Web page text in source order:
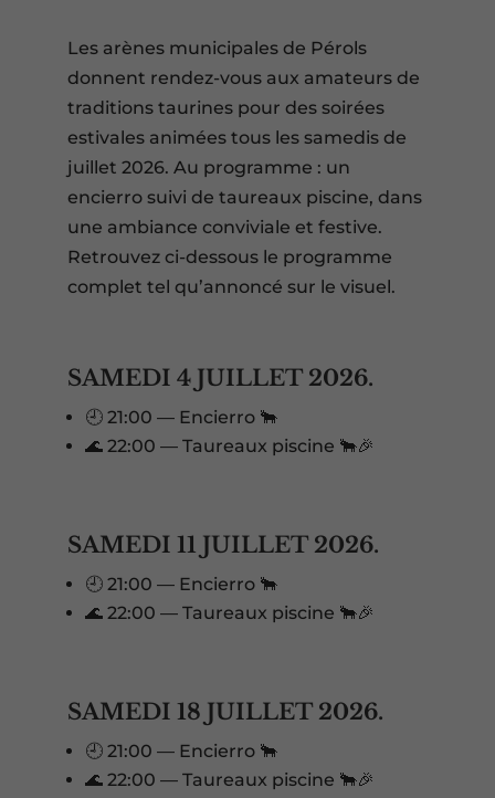
Les arènes municipales de Pérols
donnent rendez-vous aux amateurs de
traditions taurines pour des soirées
estivales animées tous les samedis de
juillet 2026. Au programme : un
encierro suivi de taureaux piscine, dans
une ambiance conviviale et festive.
Retrouvez ci-dessous le programme
complet tel qu’annoncé sur le visuel.
SAMEDI 4 JUILLET 2026.
🕘 21:00 — Encierro 🐂
🌊 22:00 — Taureaux piscine 🐂🎉
SAMEDI 11 JUILLET 2026.
🕘 21:00 — Encierro 🐂
🌊 22:00 — Taureaux piscine 🐂🎉
SAMEDI 18 JUILLET 2026.
🕘 21:00 — Encierro 🐂
🌊 22:00 — Taureaux piscine 🐂🎉